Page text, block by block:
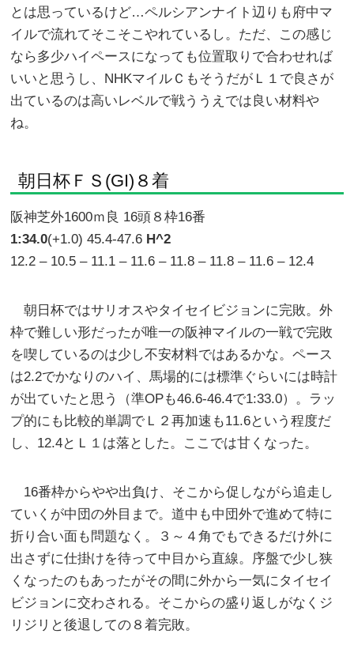
とは思っているけど…ペルシアンナイト辺りも府中マ
イルで流れてそこそこやれているし。ただ、この感じ
なら多少ハイペースになっても位置取りで合わせれば
いいと思うし、NHKマイルＣもそうだがＬ１で良さが
出ているのは高いレベルで戦ううえでは良い材料や
ね。
朝日杯ＦＳ(GI)８着
阪神芝外1600ｍ良 16頭８枠16番
1:34.0(+1.0) 45.4-47.6 H^2
12.2 – 10.5 – 11.1 – 11.6 – 11.8 – 11.8 – 11.6 – 12.4
朝日杯ではサリオスやタイセイビジョンに完敗。外
枠で難しい形だったが唯一の阪神マイルの一戦で完敗
を喫しているのは少し不安材料ではあるかな。ペース
は2.2でかなりのハイ、馬場的には標準ぐらいには時計
が出ていたと思う（準OPも46.6-46.4で1:33.0）。ラッ
プ的にも比較的単調でＬ２再加速も11.6という程度だ
し、12.4とＬ１は落とした。ここでは甘くなった。
16番枠からやや出負け、そこから促しながら追走し
ていくが中団の外目まで。道中も中団外で進めて特に
折り合い面も問題なく。３～４角でもできるだけ外に
出さずに仕掛けを待って中目から直線。序盤で少し狭
くなったのもあったがその間に外から一気にタイセイ
ビジョンに交わされる。そこからの盛り返しがなくジ
リジリと後退しての８着完敗。